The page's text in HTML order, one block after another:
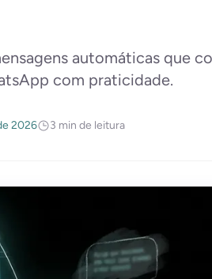
automáticas que
com praticidade.
2026 3 min de leitura